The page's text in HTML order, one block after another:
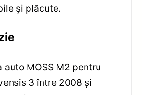
și plăcute.
auto MOSS M2 pentru
3 între 2008 și